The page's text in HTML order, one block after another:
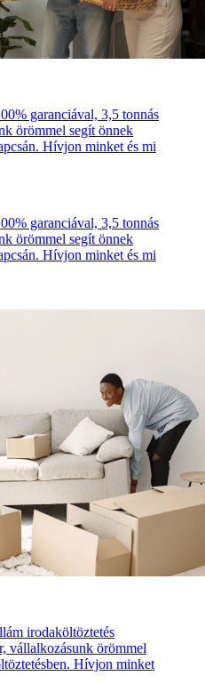
garanciával, 3,5 tonnás
örömmel segít önnek
Hívjon minket és mi
garanciával, 3,5 tonnás
örömmel segít önnek
Hívjon minket és mi
irodaköltöztetés
vállalkozásunk örömmel
Hívjon minket